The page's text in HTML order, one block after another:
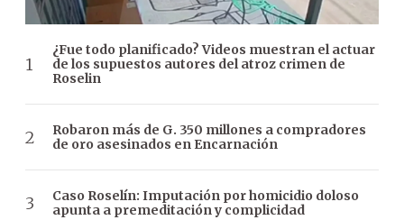
¿Fue todo planificado? Videos muestran el actuar
de los supuestos autores del atroz crimen de
Roselin
Robaron más de G. 350 millones a compradores
de oro asesinados en Encarnación
Caso Roselín: Imputación por homicidio doloso
apunta a premeditación y complicidad